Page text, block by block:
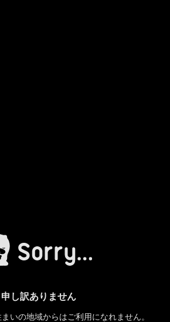
申し訳ありません
いの地域からはご利用になれません。